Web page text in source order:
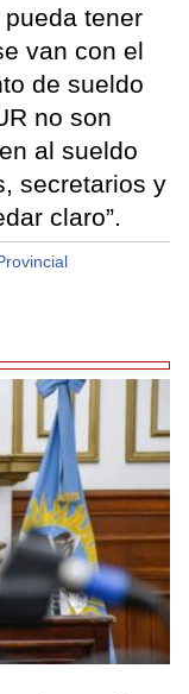
tener
van con el
de sueldo
no son
al sueldo
secretarios y
claro”.